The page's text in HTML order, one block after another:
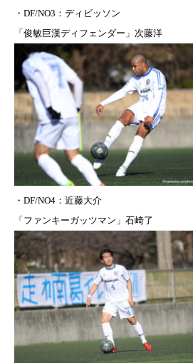
・DF/NO3： ディビッソン
「俊敏巨漢ディフェンダー」次藤洋
・DF/NO4：近藤大介
「ファンキーガッツマン」石崎了